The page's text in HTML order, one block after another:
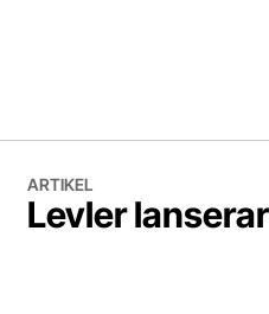
ARTIKEL
Levler